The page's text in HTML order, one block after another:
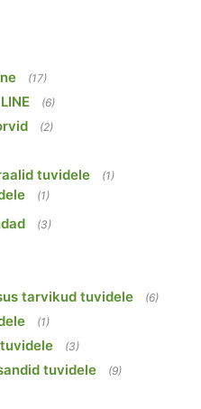
(17)
(6)
(2)
tuvidele (1)
(1)
(3)
tarvikud tuvidele (6)
(1)
(3)
tuvidele (9)